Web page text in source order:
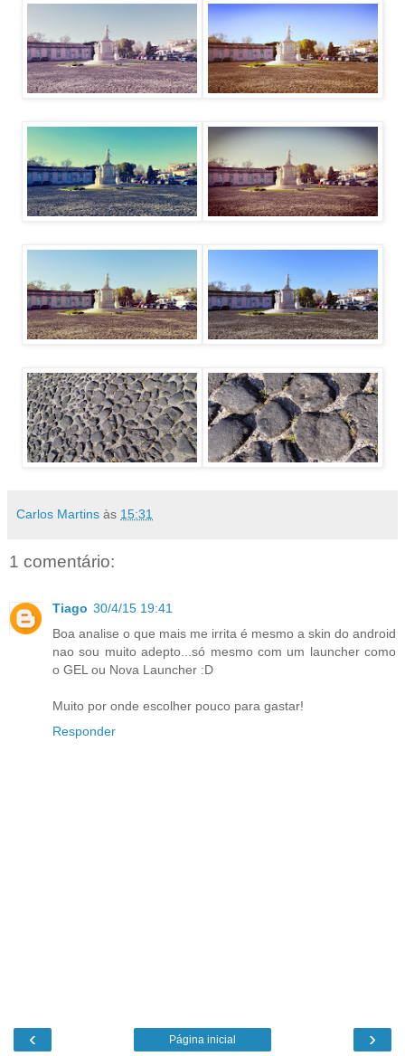
Carlos Martins às 15:31
1 comentário:
Tiago 30/4/15 19:41
Boa analise o que mais me irrita é mesmo a skin do android
nao sou muito adepto...só mesmo com um launcher como
o GEL ou Nova Launcher :D
Muito por onde escolher pouco para gastar!
Responder
‹ ›
Página inicial